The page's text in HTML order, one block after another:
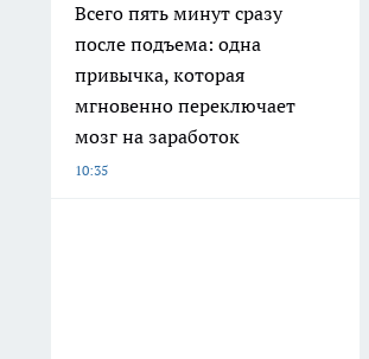
Всего пять минут сразу
после подъема: одна
привычка, которая
мгновенно переключает
мозг на заработок
10:35